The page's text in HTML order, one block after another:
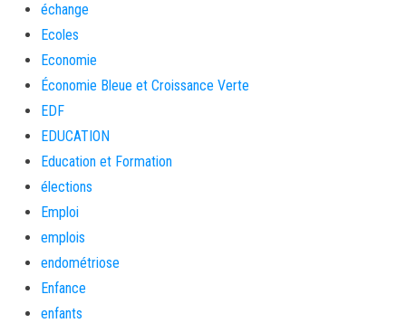
échange
Ecoles
Economie
Économie Bleue et Croissance Verte
EDF
EDUCATION
Education et Formation
élections
Emploi
emplois
endométriose
Enfance
enfants